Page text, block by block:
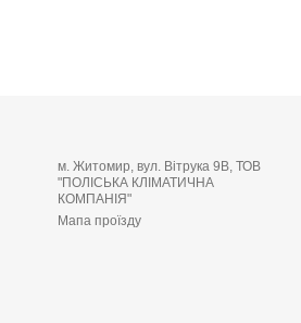
м. Житомир, вул. Вітрука 9В, ТОВ
"ПОЛІСЬКА КЛІМАТИЧНА
КОМПАНІЯ"
Мапа проїзду